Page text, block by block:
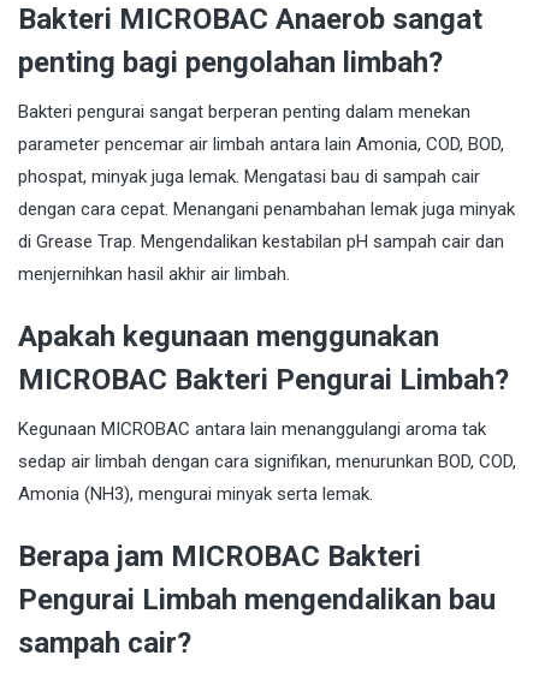
Bakteri MICROBAC Anaerob sangat
penting bagi pengolahan limbah?
Bakteri pengurai sangat berperan penting dalam menekan
parameter pencemar air limbah antara lain Amonia, COD, BOD,
phospat, minyak juga lemak. Mengatasi bau di sampah cair
dengan cara cepat. Menangani penambahan lemak juga minyak
di Grease Trap. Mengendalikan kestabilan pH sampah cair dan
menjernihkan hasil akhir air limbah.
Apakah kegunaan menggunakan
MICROBAC Bakteri Pengurai Limbah?
Kegunaan MICROBAC antara lain menanggulangi aroma tak
sedap air limbah dengan cara signifikan, menurunkan BOD, COD,
Amonia (NH3), mengurai minyak serta lemak.
Berapa jam MICROBAC Bakteri
Pengurai Limbah mengendalikan bau
sampah cair?